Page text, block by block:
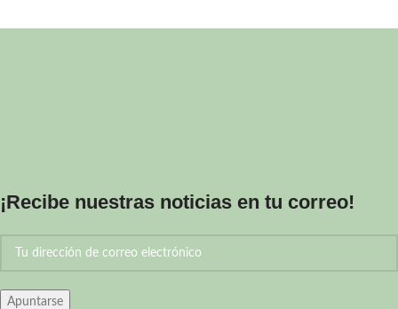
¡Recibe nuestras noticias en tu correo!